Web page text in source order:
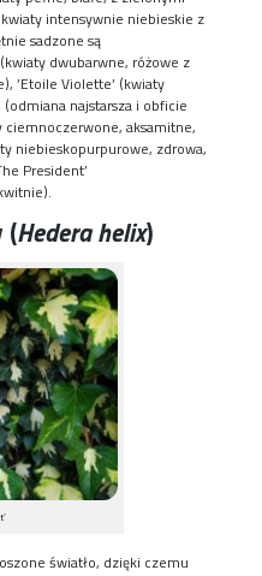
intensywnie niebieskie z
sadzone są
(kwiaty dwubarwne, różowe z
’Etoile Violette’ (kwiaty
(odmiana najstarsza i obficie
ciemnoczerwone, aksamitne,
niebieskopurpurowe, zdrowa,
President’
(Hedera helix)
światło, dzięki czemu